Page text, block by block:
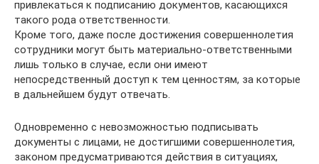
привлекаться к подписанию документов, касающихся
такого рода ответственности.
Кроме того, даже после достижения совершеннолетия
сотрудники могут быть материально-ответственными
лишь только в случае, если они имеют
непосредственный доступ к тем ценностям, за которые
в дальнейшем будут отвечать.
Одновременно с невозможностью подписывать
документы с лицами, не достигшими совершеннолетия,
законом предусматриваются действия в ситуациях,